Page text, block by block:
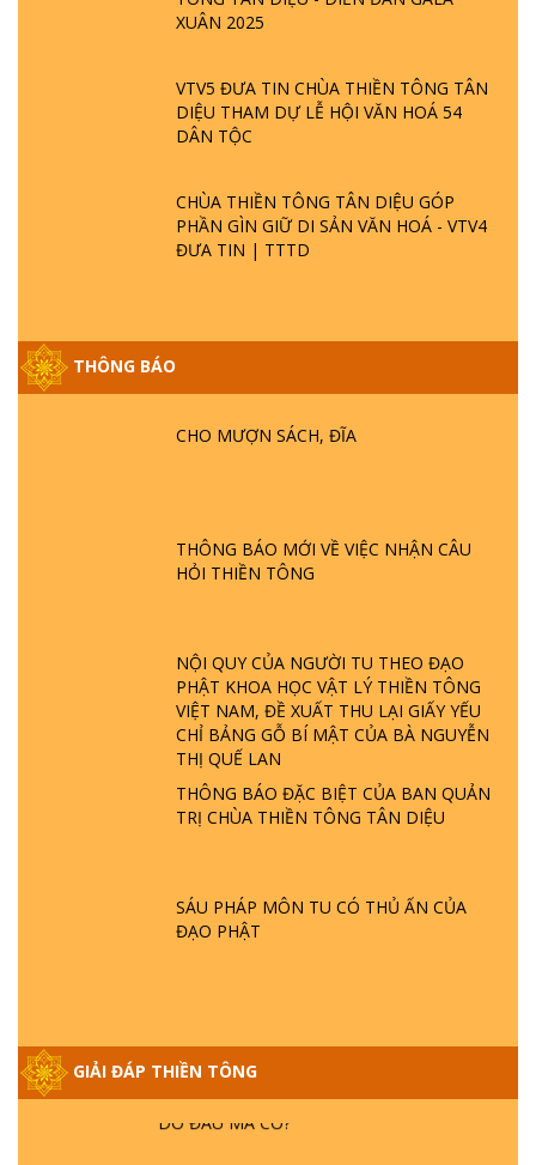
XUÂN 2025
VTV5 ĐƯA TIN CHÙA THIỀN TÔNG TÂN
DIỆU THAM DỰ LỄ HỘI VĂN HOÁ 54
DÂN TỘC
CHÙA THIỀN TÔNG TÂN DIỆU GÓP
PHẦN GÌN GIỮ DI SẢN VĂN HOÁ - VTV4
ĐƯA TIN | TTTD
THÔNG BÁO
CHO MƯỢN SÁCH, ĐĨA
THÔNG BÁO MỚI VỀ VIỆC NHẬN CÂU
HỎI THIỀN TÔNG
NỘI QUY CỦA NGƯỜI TU THEO ĐẠO
PHẬT KHOA HỌC VẬT LÝ THIỀN TÔNG
VIỆT NAM, ĐỀ XUẤT THU LẠI GIẤY YẾU
CHỈ BẢNG GỖ BÍ MẬT CỦA BÀ NGUYỄN
THỊ QUẾ LAN
THÔNG BÁO ĐẶC BIỆT CỦA BAN QUẢN
TRỊ CHÙA THIỀN TÔNG TÂN DIỆU
SÁU PHÁP MÔN TU CÓ THỦ ẤN CỦA
ĐẠO PHẬT
GIẢI ĐÁP THIỀN TÔNG
HỘI GÌ? TỬ VÌ ĐẠO
PHẬT GIỚI CÓ THỜI GIAN KHÔNG? |
TTTD
LÀ AI? QUỶ SA TĂNG? | TTTD
GIẢI ĐÁP THIỀN TÔNG ĐẶC BIỆT P22 - TẠI
SAO TRÁI ĐẤT NHIỀU THIÊN TAI - LŨ LỤT
- HỎA HOẠN | TTTD
GIẢI ĐÁP THIỀN TÔNG ĐẶC BIỆT PHẦN 20